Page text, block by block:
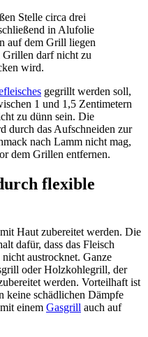
Stelle circa drei
in Alufolie
auf dem Grill liegen
Grillen darf nicht zu
wird.
gegrillt werden soll,
1 und 1,5 Zentimetern
zu dünn sein. Die
durch das Aufschneiden zur
nach Lamm nicht mag,
dem Grillen entfernen.
flexible
Haut zubereitet werden. Die
dafür, dass das Fleisch
austrocknet. Ganze
oder Holzkohlegrill, der
werden. Vorteilhaft ist
keine schädlichen Dämpfe
einem Gasgrill auch auf